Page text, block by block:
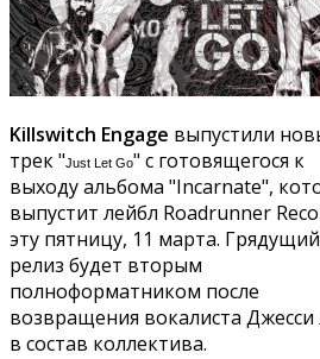
Killswitch Engage выпустили
трек "Just Let Go" с готовящегося к
выходу альбома "Incarnate",
выпустит лейбл Roadrunner
эту пятницу, 11 марта. Грядущий
релиз будет вторым
полноформатником после
возвращения вокалиста Джесси
в состав коллектива.